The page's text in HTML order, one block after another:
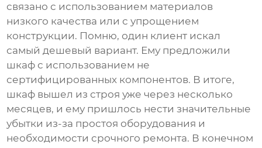
связано с использованием материалов
низкого качества или с упрощением
конструкции. Помню, один клиент искал
самый дешевый вариант. Ему предложили
шкаф с использованием не
сертифицированных компонентов. В итоге,
шкаф вышел из строя уже через несколько
месяцев, и ему пришлось нести значительные
убытки из-за простоя оборудования и
необходимости срочного ремонта. В конечном